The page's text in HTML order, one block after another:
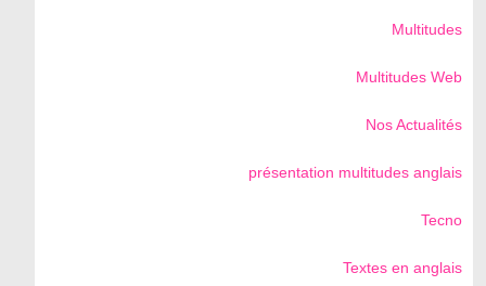
Multitudes
Multitudes Web
Nos Actualités
présentation multitudes anglais
Tecno
Textes en anglais